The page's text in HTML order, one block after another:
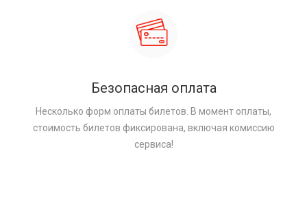
Безопасная оплата
Несколько форм оплаты билетов. В момент оплаты,
стоимость билетов фиксирована, включая комиссию
сервиса!